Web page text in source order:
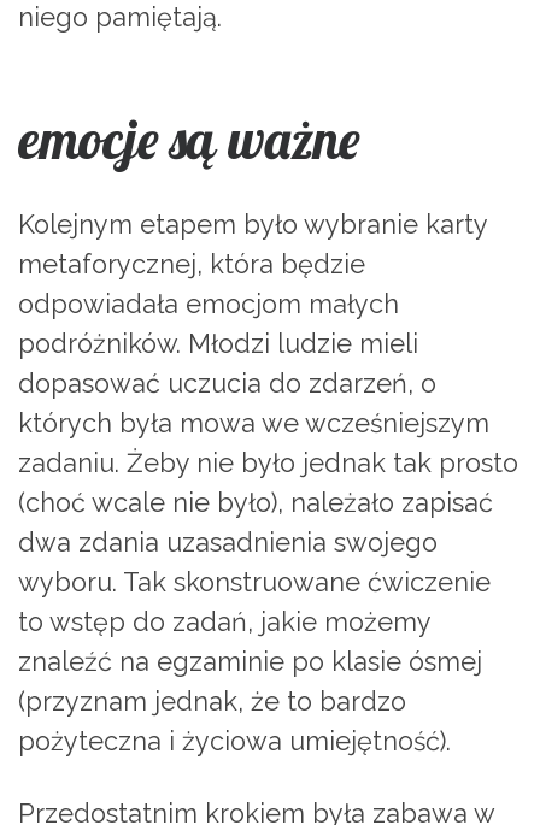
niego pamiętają.
emocje są ważne
Kolejnym etapem było wybranie karty
metaforycznej, która będzie
odpowiadała emocjom małych
podróżników. Młodzi ludzie mieli
dopasować uczucia do zdarzeń, o
których była mowa we wcześniejszym
zadaniu. Żeby nie było jednak tak prosto
(choć wcale nie było), należało zapisać
dwa zdania uzasadnienia swojego
wyboru. Tak skonstruowane ćwiczenie
to wstęp do zadań, jakie możemy
znaleźć na egzaminie po klasie ósmej
(przyznam jednak, że to bardzo
pożyteczna i życiowa umiejętność).
Przedostatnim krokiem była zabawa w